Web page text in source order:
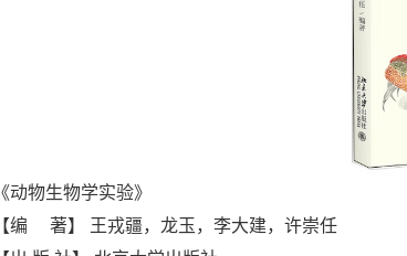
《动物生物学实验》
【编 著】 王戎疆，龙玉，李大建，许崇任